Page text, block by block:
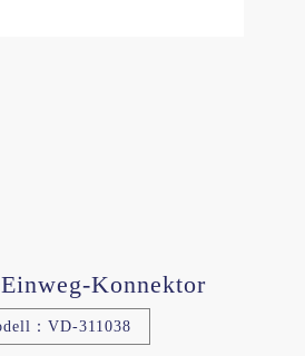
Konnektor
：VD-311038